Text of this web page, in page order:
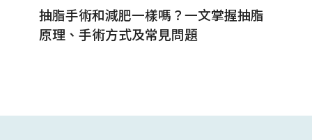
抽脂手術和減肥一樣嗎？一文掌握抽脂
原理、手術方式及常見問題